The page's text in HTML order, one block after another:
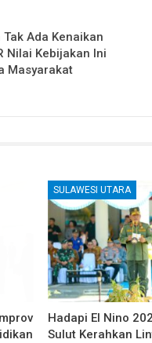
Ada Kenaikan
Nilai Kebijakan Ini
Masyarakat
SULAWESI UTARA
Hadapi El Nino
Sulut Kerahkan